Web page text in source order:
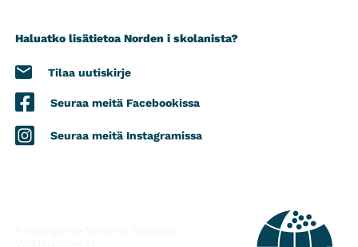
Haluatko lisätietoa Norden i skolanista?
Tilaa uutiskirje
Seuraa meitä Facebookissa
Seuraa meitä Instagramissa